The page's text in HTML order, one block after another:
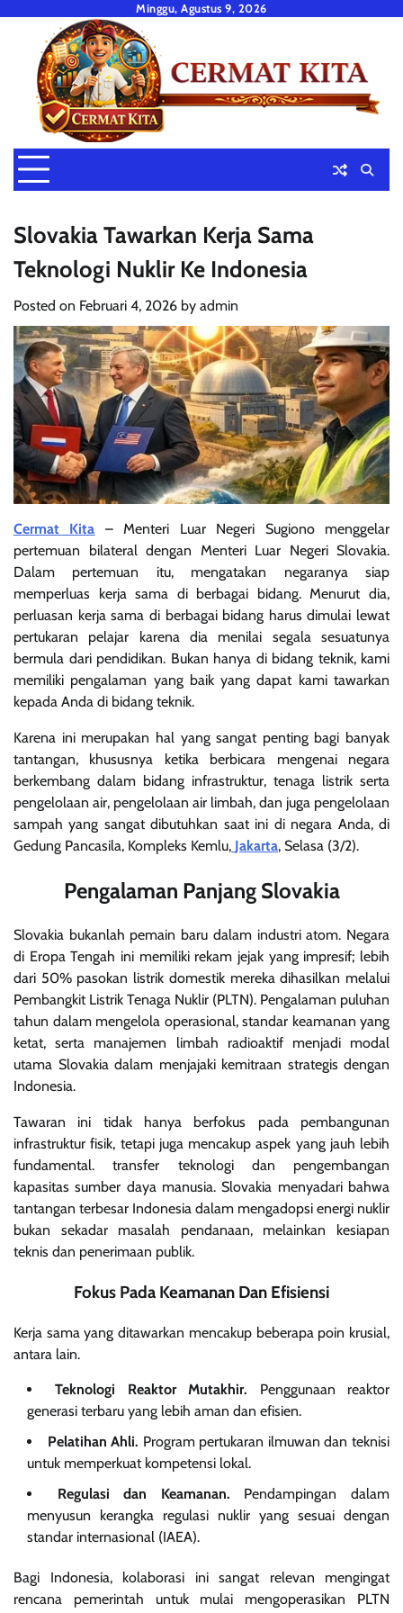
content
Minggu, Agustus 9, 2026
Slovakia Tawarkan Kerja Sama
Teknologi Nuklir Ke Indonesia
Posted on Februari 4, 2026 by admin
Cermat Kita – Menteri Luar Negeri Sugiono menggelar
pertemuan bilateral dengan Menteri Luar Negeri Slovakia.
Dalam pertemuan itu, mengatakan negaranya siap
memperluas kerja sama di berbagai bidang. Menurut dia,
perluasan kerja sama di berbagai bidang harus dimulai lewat
pertukaran pelajar karena dia menilai segala sesuatunya
bermula dari pendidikan. Bukan hanya di bidang teknik, kami
memiliki pengalaman yang baik yang dapat kami tawarkan
kepada Anda di bidang teknik.
Karena ini merupakan hal yang sangat penting bagi banyak
tantangan, khususnya ketika berbicara mengenai negara
berkembang dalam bidang infrastruktur, tenaga listrik serta
pengelolaan air, pengelolaan air limbah, dan juga pengelolaan
sampah yang sangat dibutuhkan saat ini di negara Anda, di
Gedung Pancasila, Kompleks Kemlu, Jakarta, Selasa (3/2).
Pengalaman Panjang Slovakia
Slovakia bukanlah pemain baru dalam industri atom. Negara
di Eropa Tengah ini memiliki rekam jejak yang impresif; lebih
dari 50% pasokan listrik domestik mereka dihasilkan melalui
Pembangkit Listrik Tenaga Nuklir (PLTN). Pengalaman puluhan
tahun dalam mengelola operasional, standar keamanan yang
ketat, serta manajemen limbah radioaktif menjadi modal
utama Slovakia dalam menjajaki kemitraan strategis dengan
Indonesia.
Tawaran ini tidak hanya berfokus pada pembangunan
infrastruktur fisik, tetapi juga mencakup aspek yang jauh lebih
fundamental. transfer teknologi dan pengembangan
kapasitas sumber daya manusia. Slovakia menyadari bahwa
tantangan terbesar Indonesia dalam mengadopsi energi nuklir
bukan sekadar masalah pendanaan, melainkan kesiapan
teknis dan penerimaan publik.
Fokus Pada Keamanan Dan Efisiensi
Kerja sama yang ditawarkan mencakup beberapa poin krusial,
antara lain.
Teknologi Reaktor Mutakhir. Penggunaan reaktor
generasi terbaru yang lebih aman dan efisien.
Pelatihan Ahli. Program pertukaran ilmuwan dan teknisi
untuk memperkuat kompetensi lokal.
Regulasi dan Keamanan. Pendampingan dalam
menyusun kerangka regulasi nuklir yang sesuai dengan
standar internasional (IAEA).
Bagi Indonesia, kolaborasi ini sangat relevan mengingat
rencana pemerintah untuk mulai mengoperasikan PLTN